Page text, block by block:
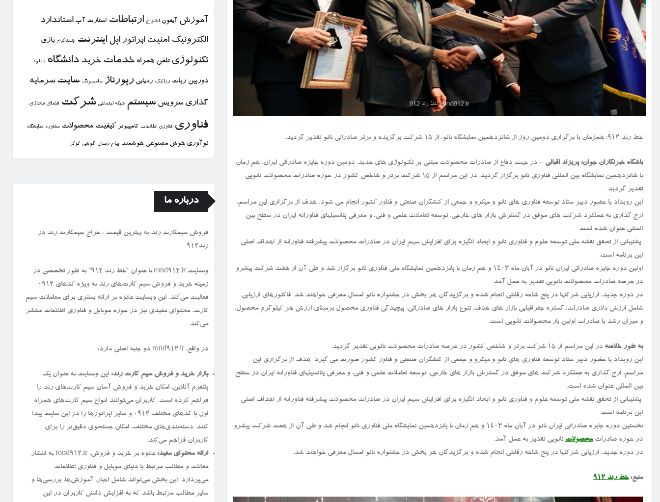
خط رند ۹۱۲: همزمان با برگزاری دومین روز از شانزدهمین نمایشگاه نانو، از ۱۵ شرکت برگزیده و برتر صادراتی نانو تقدیر گردید.
باشگاه خبرنگاران جوان؛ پریزاد اقبالی – در جهت دفاع از صادرات محصولات مبتنی بر تکنولوژی های جدید، دومین دوره جایزه صادراتی ایران، هم زمان
با شانزدهمین نمایشگاه بین المللی فناوری نانو برگزار گردید. در این مراسم از ۱۵ شرکت برتر و شاخص کشور در حوزه صادرات محصولات نانویی
تقدیر گردید.
این رویداد با حضور دبیر ستاد توسعه فناوری های نانو و میکرو و جمعی از کنشگران صنعتی و فناور کشور انجام می شود. هدف از برگزاری این مراسم،
ارج گذاری به عملکرد شرکت های موفق در گسترش بازار های خارجی، توسعه تعاملات علمی و فنی، و معرفی پتانسیلهای فناورانه ایران در سطح بین
المللی عنوان شده است.
پشتیبانی از تحقق نقشه ملی توسعه علوم و فناوری نانو و ایجاد انگیزه برای افزایش سهم ایران در صادرات محصولات پیشرفته فناورانه از اهداف اصلی
این برنامه است.
اولین دوره جایزه صادراتی ایران نانو در آبان ماه ۱۴۰۳ و هم زمان با پانزدهمین نمایشگاه ملی فناوری نانو برگزار شد و طی آن از هفت شرکت پیشرو
در عرصه صادرات محصولات نانویی تقدیر به عمل آمد.
در دوره جدید، ارزیابی شرکتها در پنج شاخه رقابتی انجام شده و برگزیدگان هر بخش در جشنواره نانو امسال معرفی خواهند شد. فاکتورهای ارزیابی
شامل ارزش دلاری صادرات، گستره جغرافیایی بازار های هدف، تنوع بازار های صادراتی، پیچیدگی فناوری محصول برمبنای ارزش هر کیلوگرم محصول،
و میزان رشد یا صادرات اولین بار محصولات نانویی است.
به طور خلاصه در این مراسم از ۱۵ شرکت برتر و شاخص کشور در عرصه صادرات محصولات نانویی تقدیر گردید.
این رویداد با حضور دبیر ستاد توسعه فناوری های نانو و میکرو و جمعی از کنشگران صنعتی و فناور کشور صورت می گیرد. هدف از برگزاری این
مراسم، ارج گذاری به عملکرد شرکت های موفق در گسترش بازار های خارجی، توسعه تعاملات علمی و فنی، و معرفی پتانسیلهای فناورانه ایران در سطح
بین المللی عنوان شده است.
پشتیبانی از تحقق نقشه ملی توسعه علوم و فناوری نانو و ایجاد انگیزه برای افزایش سهم ایران در صادرات محصولات پیشرفته فناورانه از اهداف اصلی
این برنامه است.
نخستین دوره جایزه صادراتی ایران نانو در آبان ماه ۱۴۰۳ و هم زمان با پانزدهمین نمایشگاه ملی فناوری نانو انجام شد و طی آن از هفت شرکت پیشرو
در حوزه صادراتمحصولات نانویی تقدیر به عمل آمد.
در دوره جدید، ارزیابی شرکتها در پنج شاخه رقابتی انجام شده و برگزیدگان هر بخش در جشنواره نانو امسال معرفی خواهند شد.
منبع:خط رند ۹۱۲
آموزش آیفون اختراع ارتباطات استارت آپ استاندارد
الكترونیك امنیت اپراتور اپل اینترنت اینستاگرام بازی
تكنولوژی تلفن همراه خدمات خرید دانشگاه دانلود
دوربین ربات رباتیك ردیابی رپورتاژ سامسونگ سایت سرمایه
گذاری سرویس سیستم شبكه اجتماعی شركت فضای مجازی
فناوری فناوری اطلاعات كامپیوتر كیفیت محصولات مشاوره نمایشگاه
نوآوری هوش مصنوعی هوشمند پیام رسان گوشی گوگل
درباره ما
فروش سیمكارت رند به بهترین قیمت ، حراج سیمكارت رند در
رند912
وبسایت rond912.ir با عنوان “خط رند ۹۱۲” به طور تخصصی در
زمینه خرید و فروش سیم کارت‌های رند به ویژه کدهای ۰۹۱۲
فعالیت می‌کند. این وبسایت علاوه بر ارائه بستری برای معاملات سیم
کارت، محتوای مفیدی نیز در حوزه موبایل و فناوری اطلاعات منتشر
می‌کند.
در واقع، rond912.ir دو جنبه اصلی دارد:
بازار خرید و فروش سیم کارت رند: این وبسایت به عنوان یک
پلتفرم آنلاین، امکان خرید و فروش آسان سیم کارت‌های رند را
فراهم کرده است. کاربران می‌توانند انواع سیم کارت‌های همراه
اول با کدهای مختلف ۰۹۱۲ و سایر اپراتورها را در این سایت پیدا
کنند. دسته‌بندی‌های مختلف، امکان جستجوی دقیق‌تر را برای
کاربران فراهم می‌کند.
ارائه محتوای مفید:
علاوه بر خرید و فروش، rond912.ir به انتشار
مقالات و مطالب مرتبط با دنیای موبایل و فناوری اطلاعات
می‌پردازد. این بخش می‌تواند شامل اخبار، آموزش‌ها، بررسی‌ها و
سایر مطالب مرتبط باشد که به افزایش دانش کاربران در این